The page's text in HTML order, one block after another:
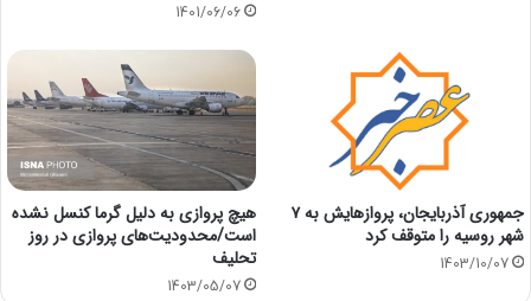
1401/06/06
جمهوری آذربایجان، پروازهایش به ۷
شهر روسیه را متوقف کرد
1403/10/07
هیچ پروازی به دلیل گرما کنسل نشده
است/محدودیت‌های پروازی در روز
تحلیف
1403/05/07